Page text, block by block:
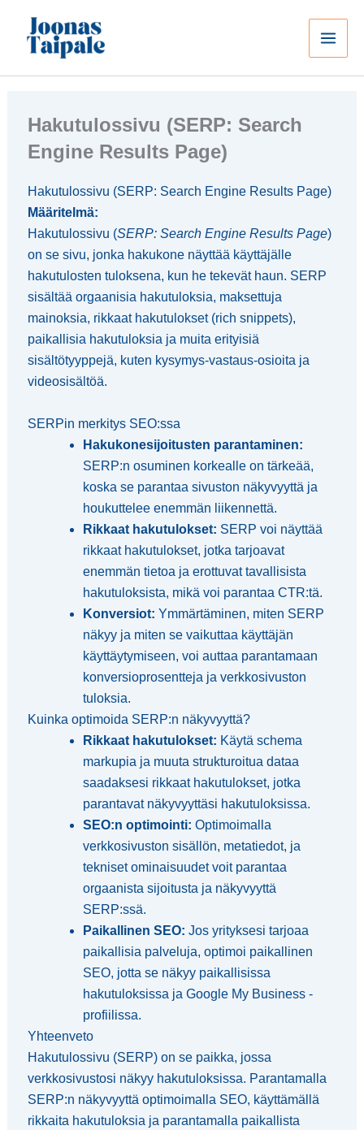
sisältöön
Hakutulossivu (SERP: Search
Engine Results Page)
Hakutulossivu (SERP: Search Engine Results Page)
Määritelmä:
Hakutulossivu (SERP: Search Engine Results Page)
on se sivu, jonka hakukone näyttää käyttäjälle
hakutulosten tuloksena, kun he tekevät haun. SERP
sisältää orgaanisia hakutuloksia, maksettuja
mainoksia, rikkaat hakutulokset (rich snippets),
paikallisia hakutuloksia ja muita erityisiä
sisältötyyppejä, kuten kysymys-vastaus-osioita ja
videosisältöä.
SERPin merkitys SEO:ssa
Hakukonesijoitusten parantaminen:
SERP:n osuminen korkealle on tärkeää,
koska se parantaa sivuston näkyvyyttä ja
houkuttelee enemmän liikennettä.
Rikkaat hakutulokset: SERP voi näyttää
rikkaat hakutulokset, jotka tarjoavat
enemmän tietoa ja erottuvat tavallisista
hakutuloksista, mikä voi parantaa CTR:tä.
Konversiot: Ymmärtäminen, miten SERP
näkyy ja miten se vaikuttaa käyttäjän
käyttäytymiseen, voi auttaa parantamaan
konversioprosentteja ja verkkosivuston
tuloksia.
Kuinka optimoida SERP:n näkyvyyttä?
Rikkaat hakutulokset: Käytä schema
markupia ja muuta strukturoitua dataa
saadaksesi rikkaat hakutulokset, jotka
parantavat näkyvyyttäsi hakutuloksissa.
SEO:n optimointi: Optimoimalla
verkkosivuston sisällön, metatiedot, ja
tekniset ominaisuudet voit parantaa
orgaanista sijoitusta ja näkyvyyttä
SERP:ssä.
Paikallinen SEO: Jos yrityksesi tarjoaa
paikallisia palveluja, optimoi paikallinen
SEO, jotta se näkyy paikallisissa
hakutuloksissa ja Google My Business -
profiilissa.
Yhteenveto
Hakutulossivu (SERP) on se paikka, jossa
verkkosivustosi näkyy hakutuloksissa. Parantamalla
SERP:n näkyvyyttä optimoimalla SEO, käyttämällä
rikkaita hakutuloksia ja parantamalla paikallista